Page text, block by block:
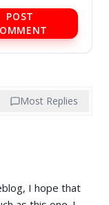
POST
Most Replies
I hope that